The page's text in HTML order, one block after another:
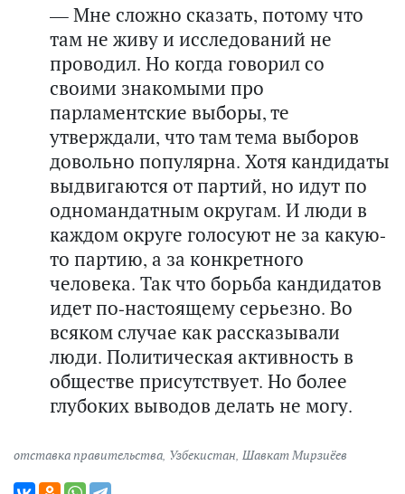
— Мне сложно сказать, потому что
там не живу и исследований не
проводил. Но когда говорил со
своими знакомыми про
парламентские выборы, те
утверждали, что там тема выборов
довольно популярна. Хотя кандидаты
выдвигаются от партий, но идут по
одномандатным округам. И люди в
каждом округе голосуют не за какую-
то партию, а за конкретного
человека. Так что борьба кандидатов
идет по-настоящему серьезно. Во
всяком случае как рассказывали
люди. Политическая активность в
обществе присутствует. Но более
глубоких выводов делать не могу.
отставка правительства, Узбекистан, Шавкат Мирзиёев